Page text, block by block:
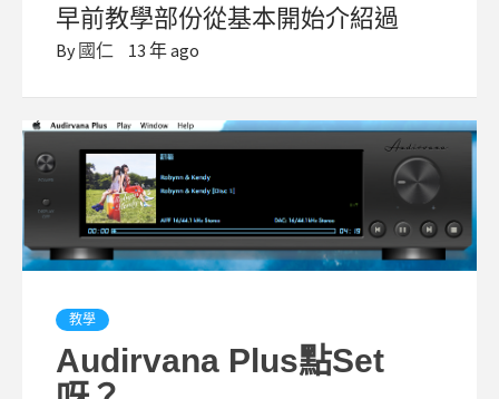
早前教學部份從基本開始介紹過
By 國仁 13 年 ago
教學
Audirvana Plus點Set